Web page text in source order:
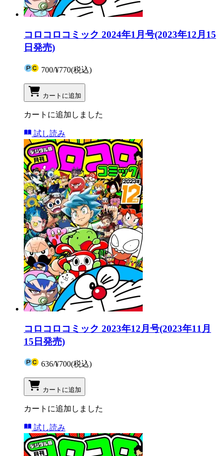
コロコロコミック 2024年1月号(2023年12月15
日発売)
700/¥770(税込)
カートに追加
カートに追加しました
試し読み
コロコロコミック 2023年12月号(2023年11月
15日発売)
636/¥700(税込)
カートに追加
カートに追加しました
試し読み